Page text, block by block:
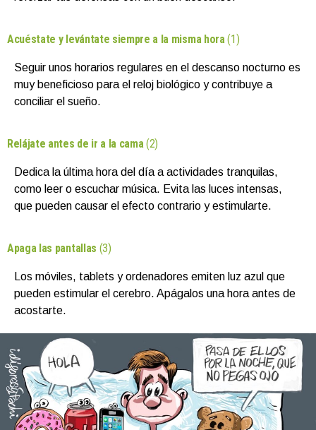
Acuéstate y levántate siempre a la misma hora(1)
Seguir unos horarios regulares en el descanso nocturno es
muy beneficioso para el reloj biológico y contribuye a
conciliar el sueño.
Relájate antes de ir a la cama(2)
Dedica la última hora del día a actividades tranquilas,
como leer o escuchar música. Evita las luces intensas,
que pueden causar el efecto contrario y estimularte.
Apaga las pantallas (3)
Los móviles, tablets y ordenadores emiten luz azul que
pueden estimular el cerebro. Apágalos una hora antes de
acostarte.